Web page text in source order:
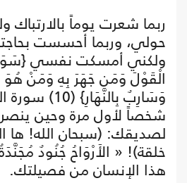
ربما شعرت يوماً بالارتباك
حولي، وربما أحسست
ولكني أمسكت نفسي
الْقَوْلَ وَمَن جَهَرَ بِهِ وَمَنْ
وَسَارِبٌ
شخصاً لأول مرة وحين
لصديقك: (سبحان الله! ها
خلقة)! « الأَرْوَاحُ جُنُودٌ
هذا الإنسان من فصيلتك.